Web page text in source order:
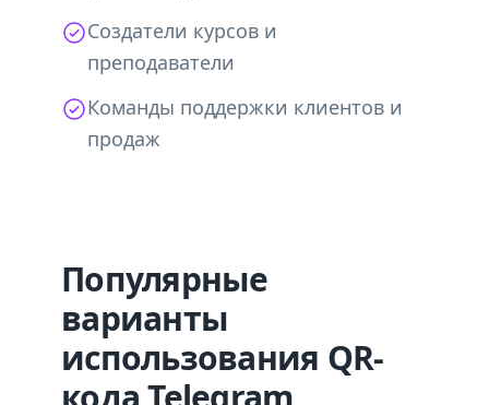
Создатели курсов и
преподаватели
Команды поддержки клиентов и
продаж
Популярные
варианты
использования QR-